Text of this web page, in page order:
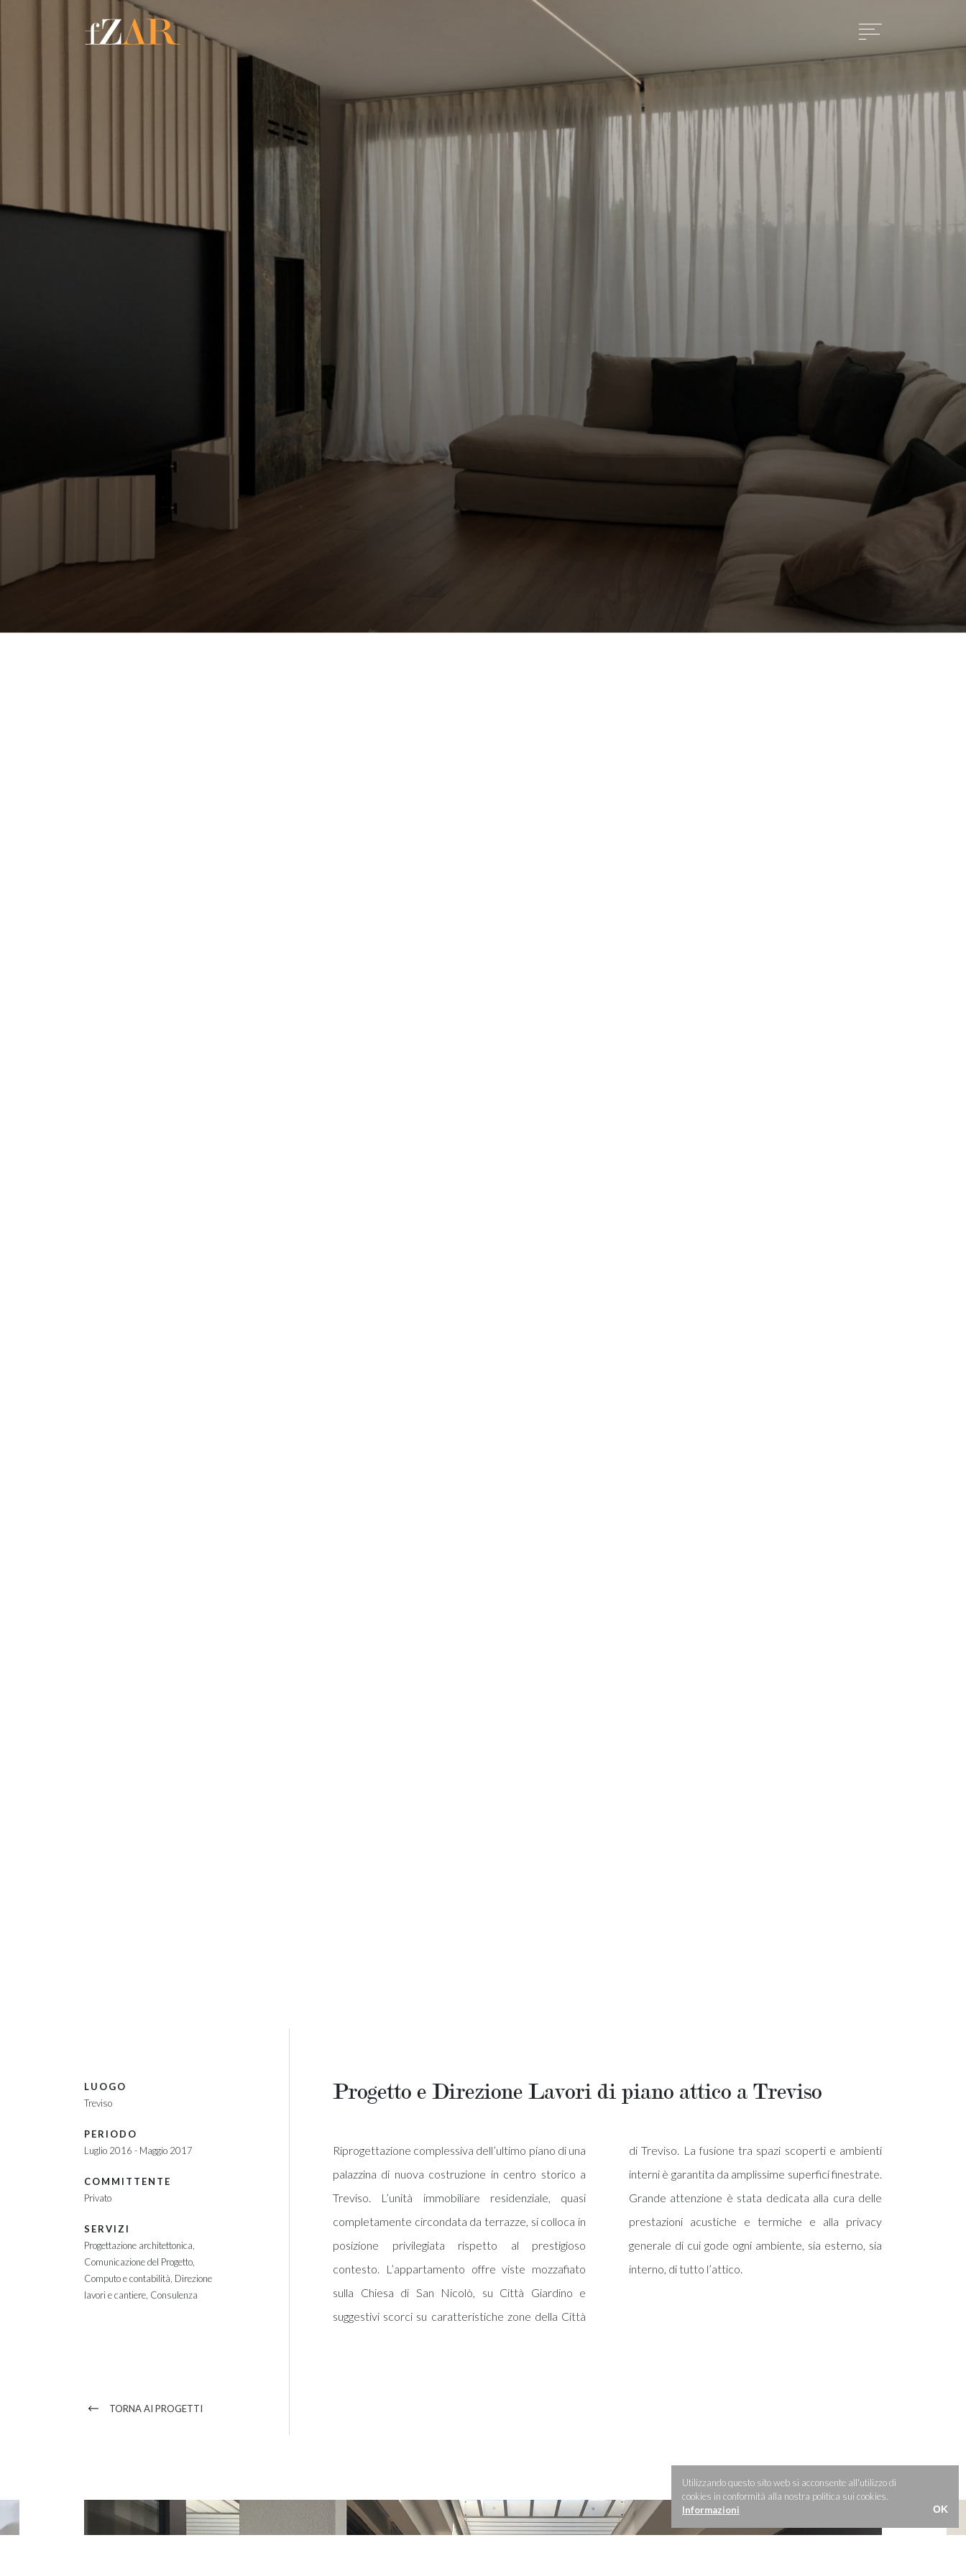
LUOGO
Treviso
PERIODO
Luglio 2016 - Maggio 2017
COMMITTENTE
Privato
SERVIZI
Progettazione architettonica
Comunicazione del Progetto
Computo e contabilità Direzione
lavori e cantiere Consulenza
TORNA AI PROGETTI
Progetto e Direzione Lavori di piano attico a Treviso
Riprogettazione complessiva dell’ultimo piano di una
palazzina di nuova costruzione in centro storico a
Treviso. L’unità immobiliare residenziale, quasi
completamente circondata da terrazze, si colloca in
posizione privilegiata rispetto al prestigioso
contesto. L’appartamento offre viste mozzafiato
sulla Chiesa di San Nicolò, su Città Giardino e
suggestivi scorci su caratteristiche zone della Città
di Treviso. La fusione tra spazi scoperti e ambienti
interni è garantita da amplissime superfici finestrate.
Grande attenzione è stata dedicata alla cura delle
prestazioni acustiche e termiche e alla privacy
generale di cui gode ogni ambiente, sia esterno, sia
interno, di tutto l’attico.
Utilizzando questo sito web si acconsente all'utilizzo di
cookies in conformità alla nostra politica sui cookies.
Informazioni
OK